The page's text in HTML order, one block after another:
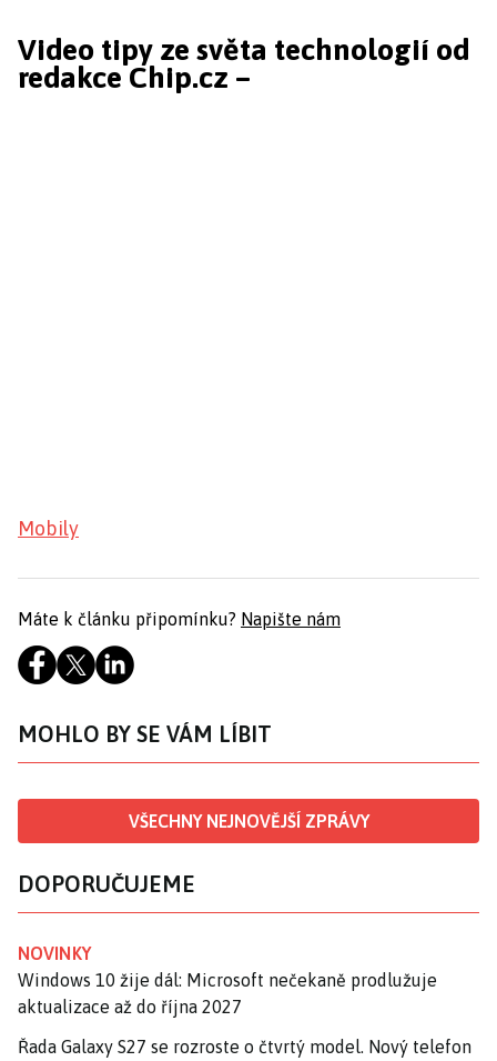
Video tipy ze světa technologií od
redakce Chip.cz –
Mobily
Máte k článku připomínku? Napište nám
MOHLO BY SE VÁM LÍBIT
VŠECHNY NEJNOVĚJŠÍ ZPRÁVY
DOPORUČUJEME
NOVINKY
Windows 10 žije dál: Microsoft nečekaně prodlužuje
aktualizace až do října 2027
Řada Galaxy S27 se rozroste o čtvrtý model. Nový telefon